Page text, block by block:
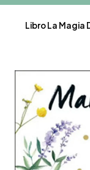
Libro La Magia